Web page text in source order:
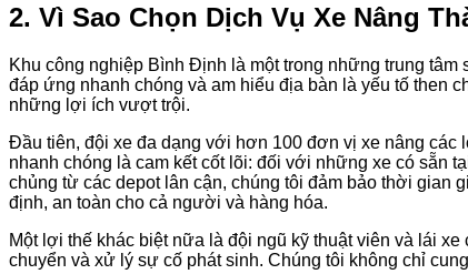
2. Vì Sao Chọn Dịch Vụ Xe Nâng
Khu công nghiệp Bình Định là một trong những trung
đáp ứng nhanh chóng và am hiểu địa bàn là yếu tố then
những lợi ích vượt trội.
Đầu tiên, đội xe đa dạng với hơn 100 đơn vị xe nâng các
nhanh chóng là cam kết cốt lõi: đối với những xe có sẵn
chủng từ các depot lân cận, chúng tôi đảm bảo thời gian
định, an toàn cho cả người và hàng hóa.
Một lợi thế khác biệt nữa là đội ngũ kỹ thuật viên và lái
chuyển và xử lý sự cố phát sinh. Chúng tôi không chỉ